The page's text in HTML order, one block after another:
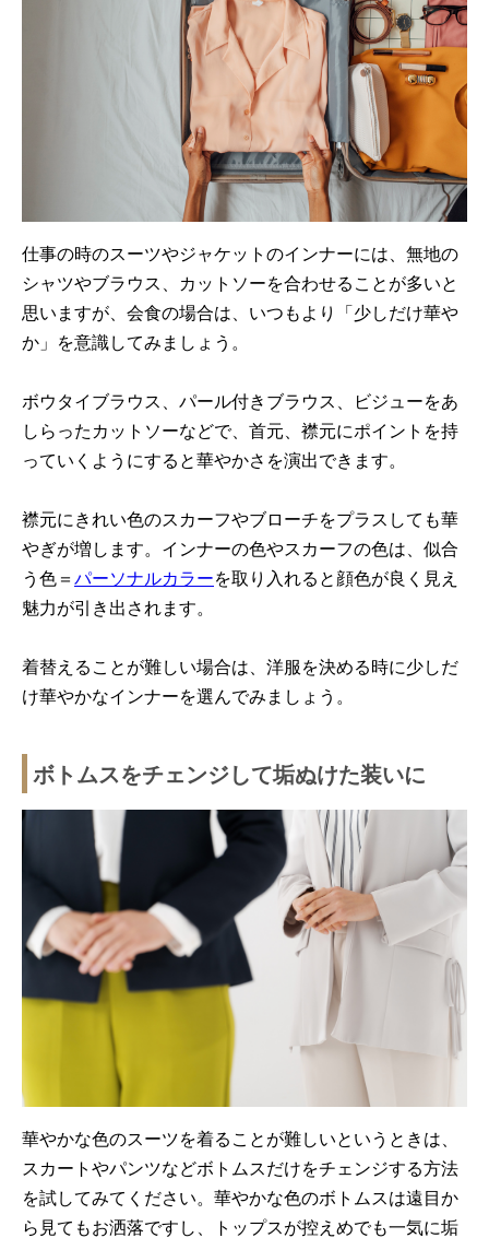
仕事の時のスーツやジャケットのインナーには、無地の
シャツやブラウス、カットソーを合わせることが多いと
思いますが、会食の場合は、いつもより「少しだけ華や
か」を意識してみましょう。
ボウタイブラウス、パール付きブラウス、ビジューをあ
しらったカットソーなどで、首元、襟元にポイントを持
っていくようにすると華やかさを演出できます。
襟元にきれい色のスカーフやブローチをプラスしても華
やぎが増します。インナーの色やスカーフの色は、似合
う色＝パーソナルカラーを取り入れると顔色が良く見え
魅力が引き出されます。
着替えることが難しい場合は、洋服を決める時に少しだ
け華やかなインナーを選んでみましょう。
ボトムスをチェンジして垢ぬけた装いに
華やかな色のスーツを着ることが難しいというときは、
スカートやパンツなどボトムスだけをチェンジする方法
を試してみてください。華やかな色のボトムスは遠目か
ら見てもお洒落ですし、トップスが控えめでも一気に垢